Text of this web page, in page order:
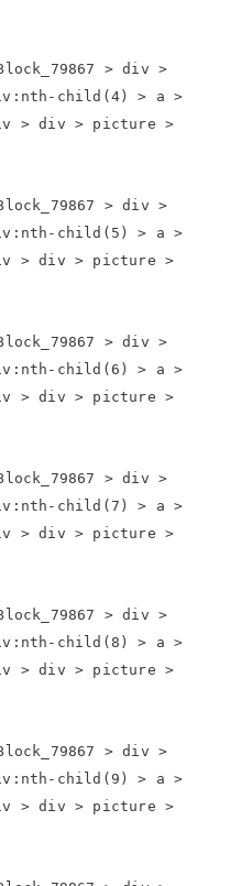
> div >
child(4) > a >
> div > picture >
> div >
child(5) > a >
> div > picture >
> div >
child(6) > a >
> div > picture >
> div >
child(7) > a >
> div > picture >
> div >
child(8) > a >
> div > picture >
> div >
child(9) > a >
> div > picture >